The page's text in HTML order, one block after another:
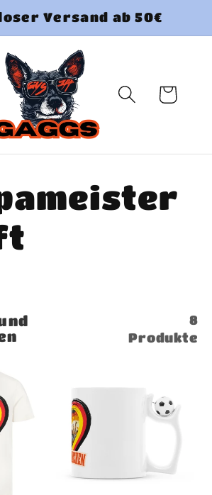
Versand ab 50€
Warenkorb
8
Produkte